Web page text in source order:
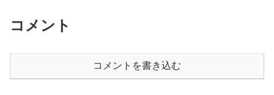
コメント
コメントを書き込む